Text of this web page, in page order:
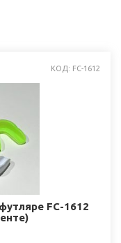
КОД: FC-1612
FC-1612